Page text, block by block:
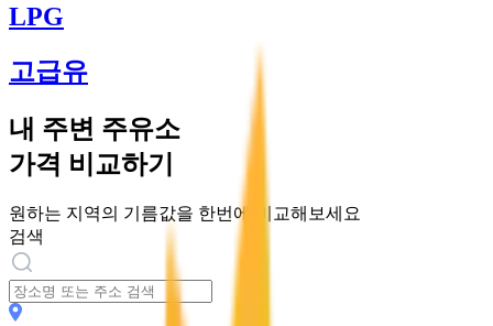
LPG
고급유
내 주변 주유소
가격 비교하기
원하는 지역의 기름값을 한번에 비교해보세요
검색